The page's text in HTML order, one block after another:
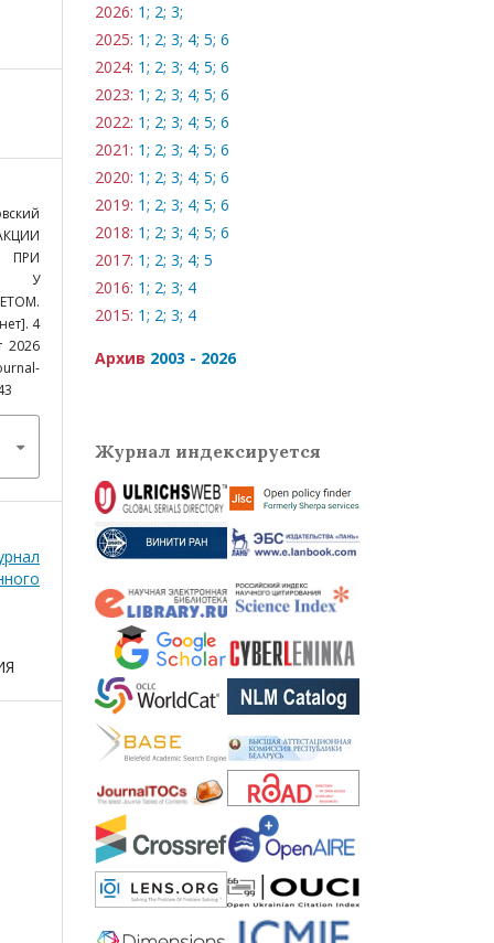
ПРИ
У
4
2026
2026: 1; 2; 3;
2025: 1; 2; 3; 4; 5; 6
2024: 1; 2; 3; 4; 5; 6
2023: 1; 2; 3; 4; 5; 6
2022: 1; 2; 3; 4; 5; 6
2021: 1; 2; 3; 4; 5; 6
2020: 1; 2; 3; 4; 5; 6
2019: 1; 2; 3; 4; 5; 6
2018: 1; 2; 3; 4; 5; 6
2017: 1; 2; 3; 4; 5
2016: 1; 2; 3; 4
2015: 1; 2; 3; 4
Архив 2003 - 2026
Журнал индексируется